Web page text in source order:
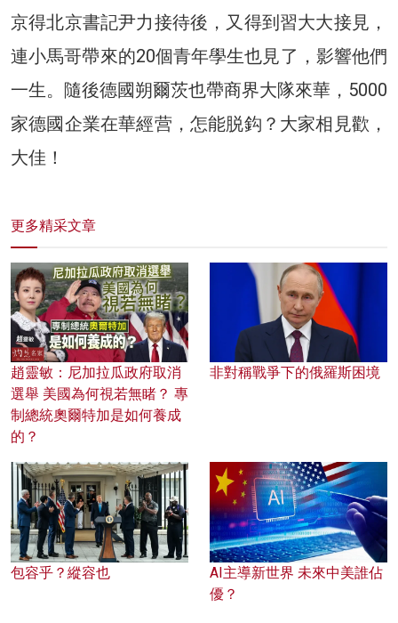
京得北京書記尹力接待後，又得到習大大接見，
連小馬哥帶來的20個青年學生也見了，影響他們
一生。隨後德國朔爾茨也帶商界大隊來華，5000
家德國企業在華經营，怎能脱鈎？大家相見歡，
大佳！
更多精采文章
趙靈敏：尼加拉瓜政府取消
選舉 美國為何視若無睹？ 專
制總統奧爾特加是如何養成
的？
非對稱戰爭下的俄羅斯困境
包容乎？縱容也
AI主導新世界 未來中美誰佔
優？